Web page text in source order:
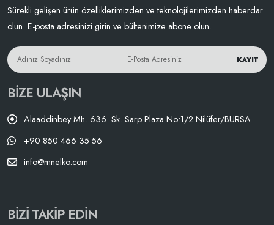
Sürekli gelişen ürün özelliklerimizden ve teknolojilerimizden haberdar
olun. E-posta adresinizi girin ve bültenimize abone olun.
KAYIT
BIZE ULAŞIN
Alaaddinbey Mh. 636. Sk. Sarp Plaza No:1/2 Nilüfer/BURSA
+90 850 466 35 56
info@mnelko.com
BIZI TAKIP EDIN